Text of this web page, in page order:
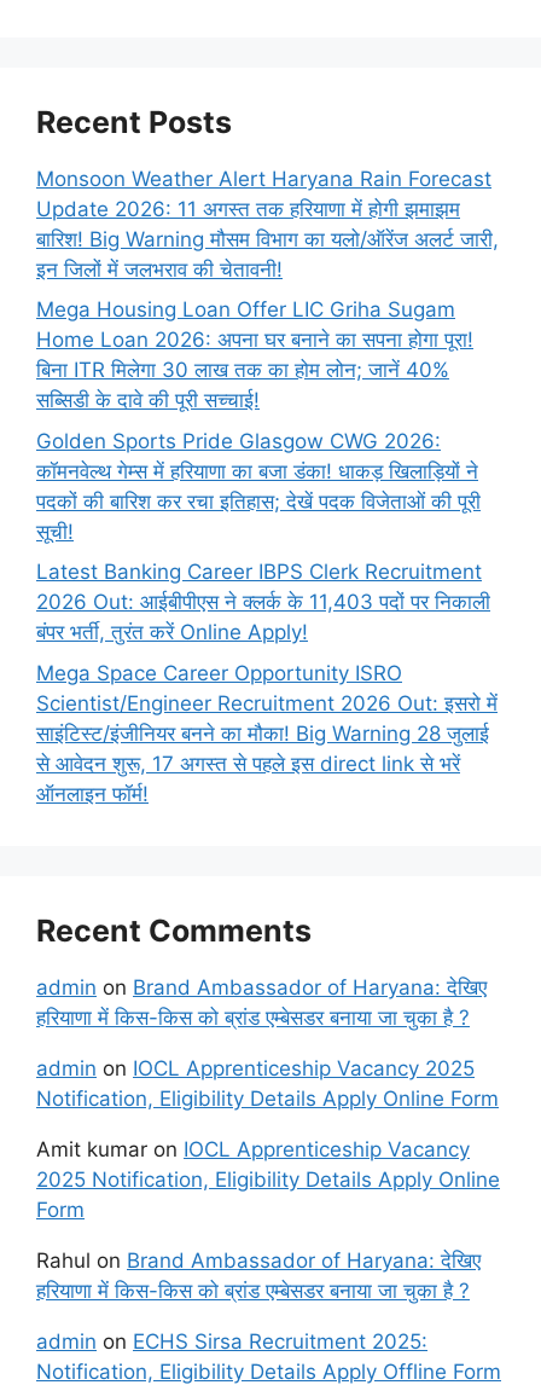
Recent Posts
Monsoon Weather Alert Haryana Rain Forecast
Update 2026: 11 अगस्त तक हरियाणा में होगी झमाझम
बारिश! Big Warning मौसम विभाग का यलो/ऑरेंज अलर्ट जारी,
इन जिलों में जलभराव की चेतावनी!
Mega Housing Loan Offer LIC Griha Sugam
Home Loan 2026: अपना घर बनाने का सपना होगा पूरा!
बिना ITR मिलेगा 30 लाख तक का होम लोन; जानें 40%
सब्सिडी के दावे की पूरी सच्चाई!
Golden Sports Pride Glasgow CWG 2026:
कॉमनवेल्थ गेम्स में हरियाणा का बजा डंका! धाकड़ खिलाड़ियों ने
पदकों की बारिश कर रचा इतिहास; देखें पदक विजेताओं की पूरी
सूची!
Latest Banking Career IBPS Clerk Recruitment
2026 Out: आईबीपीएस ने क्लर्क के 11,403 पदों पर निकाली
बंपर भर्ती, तुरंत करें Online Apply!
Mega Space Career Opportunity ISRO
Scientist/Engineer Recruitment 2026 Out: इसरो में
साइंटिस्ट/इंजीनियर बनने का मौका! Big Warning 28 जुलाई
से आवेदन शुरू, 17 अगस्त से पहले इस direct link से भरें
ऑनलाइन फॉर्म!
Recent Comments
admin on Brand Ambassador of Haryana: देखिए
हरियाणा में किस-किस को ब्रांड एम्बेसडर बनाया जा चुका है ?
admin on IOCL Apprenticeship Vacancy 2025
Notification, Eligibility Details Apply Online Form
Amit kumar on IOCL Apprenticeship Vacancy
2025 Notification, Eligibility Details Apply Online
Form
Rahul on Brand Ambassador of Haryana: देखिए
हरियाणा में किस-किस को ब्रांड एम्बेसडर बनाया जा चुका है ?
admin on ECHS Sirsa Recruitment 2025:
Notification, Eligibility Details Apply Offline Form